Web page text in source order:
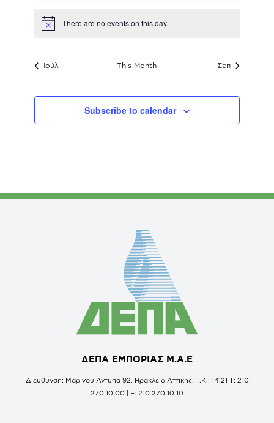
Notice There are no events on this day.
Ιούλ This Month Σεπ
Subscribe to calendar
ΔΕΠΑ ΕΜΠΟΡΙΑΣ Μ.Α.Ε
Διεύθυνση: Μαρίνου Αντύπα 92, Ηράκλειο Αττικής, Τ.Κ.: 14121 Τ: 210
270 10 00 | F: 210 270 10 10